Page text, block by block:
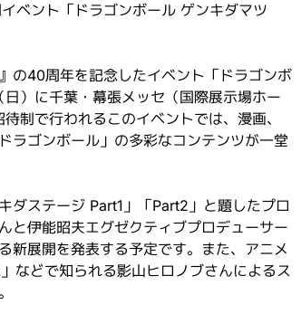
ベント「ドラゴンボール ゲンキダマツ
の40周年を記念したイベント「ドラゴンボ
）に千葉・幕張メッセ（国際展示場ホー
制で行われるこのイベントでは、漫画、
ラゴンボール」の多彩なコンテンツが一堂
ダステージ Part1」「Part2」と題したプロ
と伊能昭夫エグゼクティブプロデューサー
新展開を発表する予定です。また、アニメ
などで知られる影山ヒロノブさんによるス